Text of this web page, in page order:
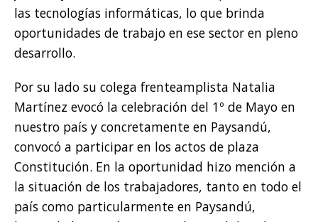
las tecnologías informáticas, lo que brinda
oportunidades de trabajo en ese sector en pleno
desarrollo.
Por su lado su colega frenteamplista Natalia
Martínez evocó la celebración del 1º de Mayo en
nuestro país y concretamente en Paysandú,
convocó a participar en los actos de plaza
Constitución. En la oportunidad hizo mención a
la situación de los trabajadores, tanto en todo el
país como particularmente en Paysandú,